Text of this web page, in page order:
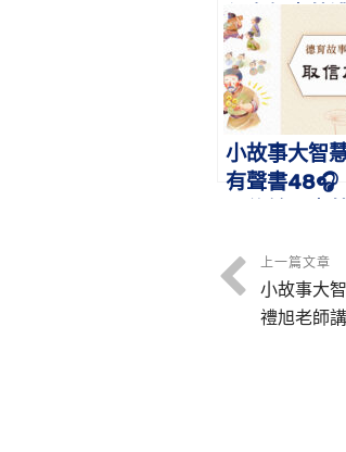
伋亭侯｜蔡禮
旭老師講故
小故事大智
有聲書48🎧
事
上一篇文章
小故事大
禮旭老師